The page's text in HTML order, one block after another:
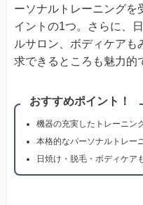
ーソナルトレーニングを
イントの1つ。さらに、
ルサロン、ボディケアも
求できるところも魅力的
おすすめポイント！
機器の充実したトレーニン
本格的なパーソナルトレー
日焼け・脱毛・ボディケア